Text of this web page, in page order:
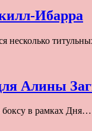
Ибарра
несколько
Алины
боксу в рамках Дня…